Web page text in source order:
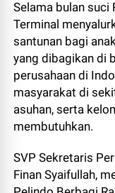
Selama bulan suci
Terminal
santunan bagi
yang dibagikan di
perusahaan di
masyarakat di
asuhan, serta
membutuhkan.
SVP Sekretaris
Finan Syaifullah,